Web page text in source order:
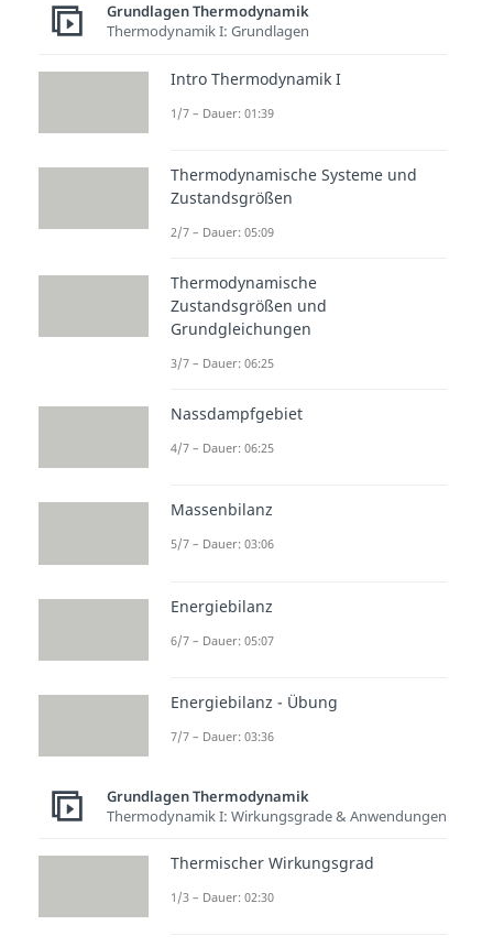
Grundlagen Thermodynamik
Thermodynamik I: Grundlagen
Intro Thermodynamik I
1/7 – Dauer: 01:39
Thermodynamische Systeme und
Zustandsgrößen
2/7 – Dauer: 05:09
Thermodynamische
Zustandsgrößen und
Grundgleichungen
3/7 – Dauer: 06:25
Nassdampfgebiet
4/7 – Dauer: 06:25
Massenbilanz
5/7 – Dauer: 03:06
Energiebilanz
6/7 – Dauer: 05:07
Energiebilanz - Übung
7/7 – Dauer: 03:36
Grundlagen Thermodynamik
Thermodynamik I: Wirkungsgrade & Anwendungen
Thermischer Wirkungsgrad
1/3 – Dauer: 02:30